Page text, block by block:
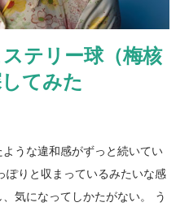
なクリスマスを過ごすには
Kasser , Kennon M.
Christmas? , Article
2002, Volume 3,
、どんな経験や活動が幸福と
れまで検証されてこなかっ
までの117人に聞いてみまし
テリー球（梅核
てみた
うな違和感がずっと続いてい
ぽりと収まっているみたいな感
気になってしかたがない。 う